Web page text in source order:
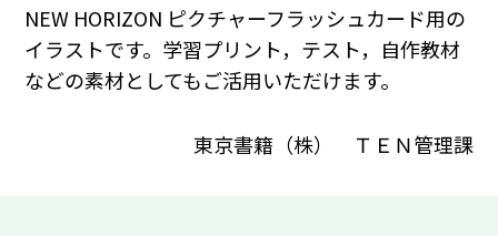
NEW HORIZON ピクチャーフラッシュカード用の
イラストです。学習プリント，テスト，自作教材
などの素材としてもご活用いただけます。
東京書籍（株） ＴＥＮ管理課